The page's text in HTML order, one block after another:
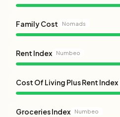
Family Cost Nomads
Rent Index Numbeo
Cost Of Living Plus Rent Index
Groceries Index Numbeo